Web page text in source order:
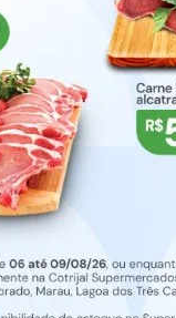
dia 20 de
é possível
ou
Estamos
conclui.